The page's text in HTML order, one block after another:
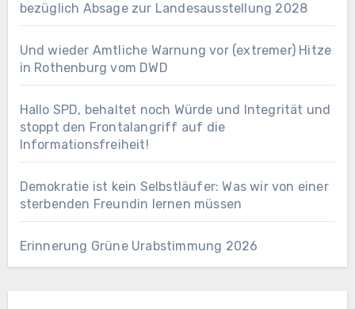
bezüglich Absage zur Landesausstellung 2028
Und wieder Amtliche Warnung vor (extremer) Hitze
in Rothenburg vom DWD
Hallo SPD, behaltet noch Würde und Integrität und
stoppt den Frontalangriff auf die
Informationsfreiheit!
Demokratie ist kein Selbstläufer: Was wir von einer
sterbenden Freundin lernen müssen
Erinnerung Grüne Urabstimmung 2026